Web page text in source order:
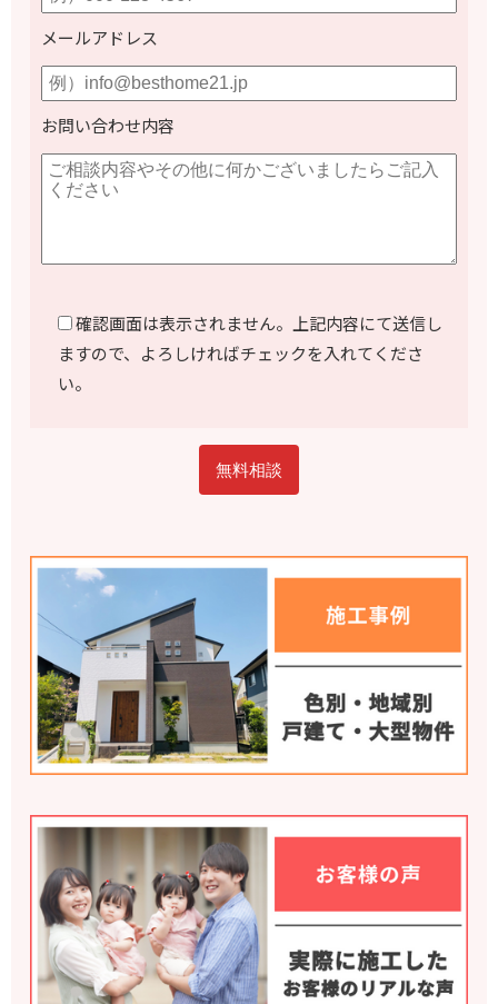
メールアドレス
お問い合わせ内容
確認画面は表示されません。上記内容にて送信し
ますので、よろしければチェックを入れてくださ
い。